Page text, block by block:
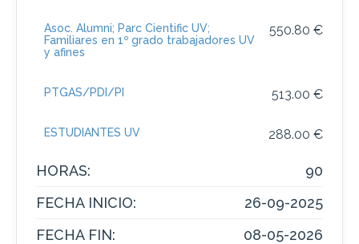
550.80 €
Asoc. Alumni; Parc Cientific UV;
Familiares en 1º grado trabajadores UV
y afines
513.00 €
PTGAS/PDI/PI
288.00 €
ESTUDIANTES UV
HORAS:
90
FECHA INICIO:
26-09-2025
FECHA FIN:
08-05-2026